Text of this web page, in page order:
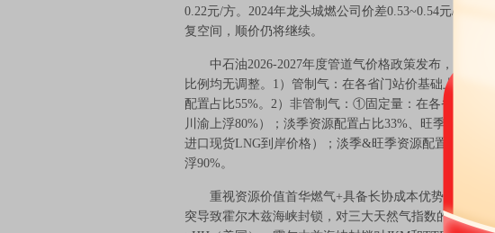
0.22元/方。2024年龙头城燃公司价差0.53~0.54元/方，
复空间，顺价仍将继续。
中石油2026-2027年度管道气价格政策发布，同比来
比例均无调整。1）管制气：在各省门站价基础上上浮
配置占比55%。2）非管制气：①固定量：在各省门站价
川渝上浮80%）；淡季资源配置占比33%、旺季资源配
进口现货LNG到岸价格）；淡季&旺季资源配置占比均
浮90%。
重视资源价值首华燃气+具备长协成本优势企业新奥
突导致霍尔木兹海峡封锁，对三大天然气指数的影响程